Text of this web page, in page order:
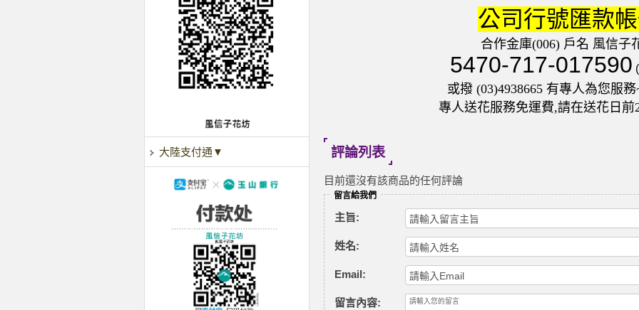
大陸支付通▼
公司行號匯款
合作金庫(006) 戶名 風信子
5470-717-017590
或撥 (03)4938665 有專人為您服
專人送花服務免運費,請在送花日前
評論列表
目前還沒有該商品的任何評論
留言給我們
主旨:
姓名:
Email:
留言內容: